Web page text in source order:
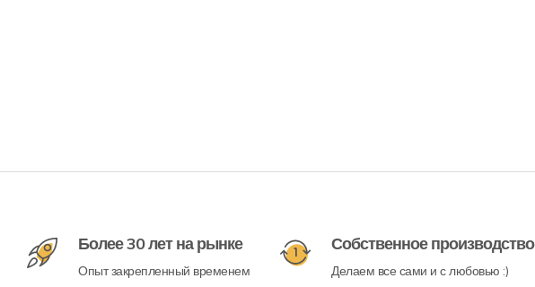
Более 30 лет на рынке
Опыт закрепленный временем
Собственное производство
Делаем все сами и с любовью :)